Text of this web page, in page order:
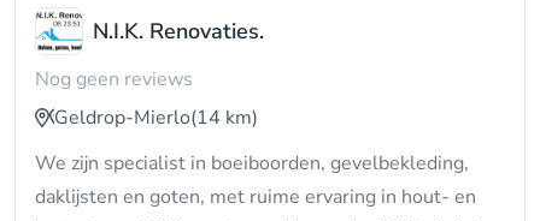
N.I.K. Renovaties.
Nog geen reviews
Geldrop-Mierlo(14 km)
We zijn specialist in boeiboorden, gevelbekleding,
daklijsten en goten, met ruime ervaring in hout- en